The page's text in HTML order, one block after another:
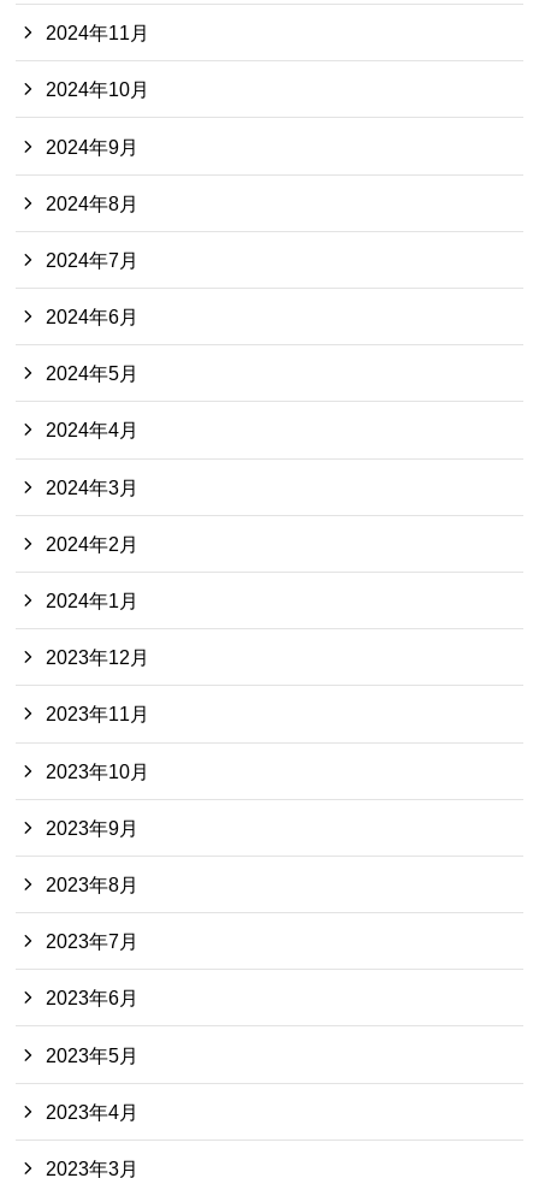
2024年11月
2024年10月
2024年9月
2024年8月
2024年7月
2024年6月
2024年5月
2024年4月
2024年3月
2024年2月
2024年1月
2023年12月
2023年11月
2023年10月
2023年9月
2023年8月
2023年7月
2023年6月
2023年5月
2023年4月
2023年3月